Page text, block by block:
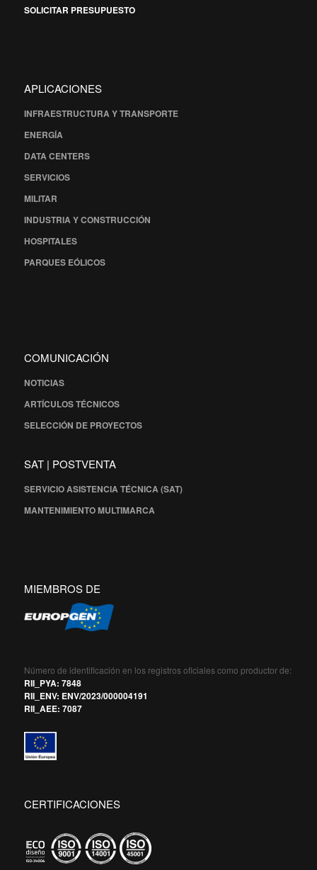
SOLICITAR PRESUPUESTO
APLICACIONES
INFRAESTRUCTURA Y TRANSPORTE
ENERGÍA
DATA CENTERS
SERVICIOS
MILITAR
INDUSTRIA Y CONSTRUCCIÓN
HOSPITALES
PARQUES EÓLICOS
COMUNICACIÓN
NOTICIAS
ARTÍCULOS TÉCNICOS
SELECCIÓN DE PROYECTOS
SAT | POSTVENTA
SERVICIO ASISTENCIA TÉCNICA (SAT)
MANTENIMIENTO MULTIMARCA
MIEMBROS DE
Número de identificación en los registros oficiales como productor de:
RII_PYA: 7848
RII_ENV: ENV/2023/000004191
RII_AEE: 7087
CERTIFICACIONES